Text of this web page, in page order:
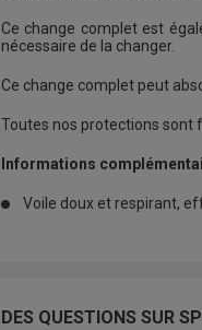
Ce change complet est
nécessaire de la changer.
Ce change complet peut
Toutes nos protections sont
Informations
Voile doux et respirant,
DES QUESTIONS SUR